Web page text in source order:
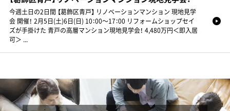
今週土日の2日間 【葛飾区青戸】 リノベーションマンション 現地見学
会 開催！ 2月5日(土)6日(日) 10：00～17：00 リフォームショップセイ
ズが手掛けた 青戸の高層マンション現地見学会！ 4,480万円＜即入居
可＞ ...